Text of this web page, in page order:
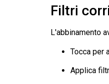
Filtri
L'abbinamento
Tocca per
Applica